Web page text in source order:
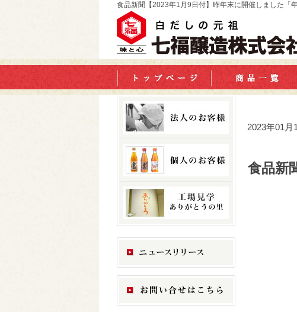
食品新聞【2023年1月9日付】昨年末に開催しました「
2023年01月
食品新